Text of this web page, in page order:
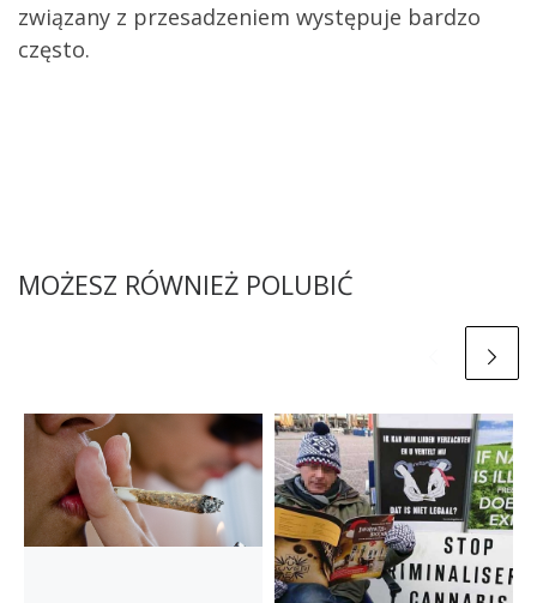
związany z przesadzeniem występuje bardzo
często.
MOŻESZ RÓWNIEŻ POLUBIĆ